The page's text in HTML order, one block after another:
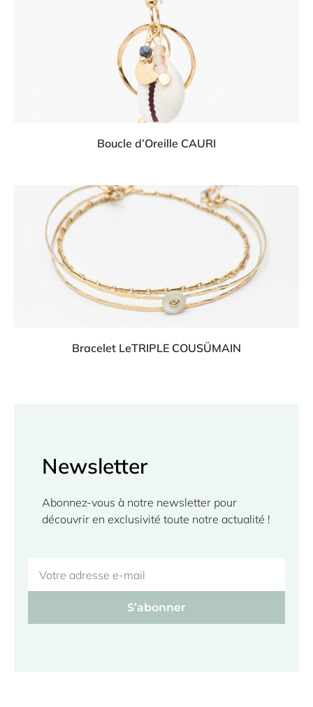
Boucle d’Oreille CAURI
Bracelet LeTRIPLE COUSÜMAIN
Newsletter
Abonnez-vous à notre newsletter pour
S’abonner